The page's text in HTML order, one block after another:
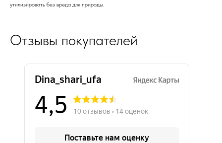
утилизировать без вреда для природы.
Отзывы покупателей